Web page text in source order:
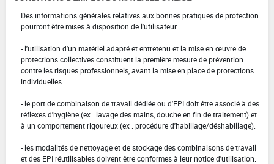
Des informations générales relatives aux bonnes pratiques de protection
pourront être mises à disposition de l'utilisateur :
- l'utilisation d'un matériel adapté et entretenu et la mise en œuvre de
protections collectives constituent la première mesure de prévention
contre les risques professionnels, avant la mise en place de protections
individuelles
- le port de combinaison de travail dédiée ou d'EPI doit être associé à des
réflexes d'hygiène (ex : lavage des mains, douche en fin de traitement) et
à un comportement rigoureux (ex : procédure d'habillage/déshabillage).
- les modalités de nettoyage et de stockage des combinaisons de travail
et des EPI réutilisables doivent être conformes à leur notice d'utilisation.